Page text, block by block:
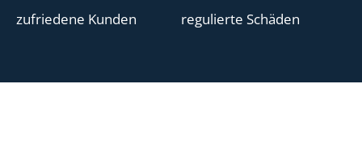
zufriedene Kunden regulierte Schäden